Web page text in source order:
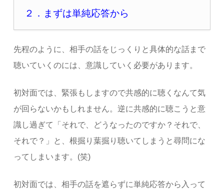
２．まずは単純応答から
先程のように、相手の話をじっくりと具体的な話まで
聴いていくのには、意識していく必要があります。
初対面では、緊張もしますので共感的に聴くなんて気
が回らないかもしれません。逆に共感的に聴こうと意
識し過ぎて「それで、どうなったのですか？それで、
それで？」と、根掘り葉掘り聴いてしまうと尋問にな
ってしまいます。(笑)
初対面では、相手の話を遮らずに単純応答から入って